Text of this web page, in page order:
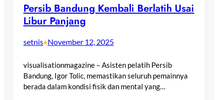
Persib Bandung Kembali Berlatih Usai
Libur Panjang
setnis•November 12, 2025
visualisationmagazine – Asisten pelatih Persib
Bandung, Igor Tolic, memastikan seluruh pemainnya
berada dalam kondisi fisik dan mental yang…